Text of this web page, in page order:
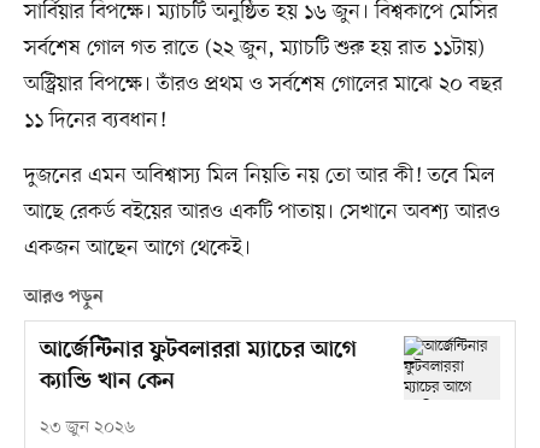
সার্বিয়ার বিপক্ষে। ম্যাচটি অনুষ্ঠিত হয় ১৬ জুন। বিশ্বকাপে মেসির
সর্বশেষ গোল গত রাতে (২২ জুন, ম্যাচটি শুরু হয় রাত ১১টায়)
অস্ট্রিয়ার বিপক্ষে। তাঁরও প্রথম ও সর্বশেষ গোলের মাঝে ২০ বছর
১১ দিনের ব্যবধান!
দুজনের এমন অবিশ্বাস্য মিল নিয়তি নয় তো আর কী! তবে মিল
আছে রেকর্ড বইয়ের আরও একটি পাতায়। সেখানে অবশ্য আরও
একজন আছেন আগে থেকেই।
আরও পড়ুন
আর্জেন্টিনার ফুটবলাররা ম্যাচের আগে
ক্যান্ডি খান কেন
২৩ জুন ২০২৬